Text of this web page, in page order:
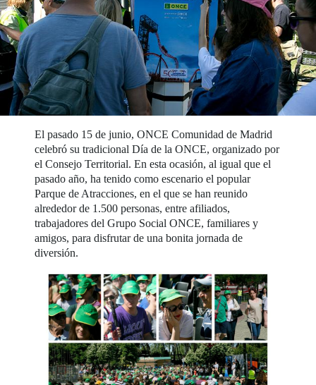
El pasado 15 de junio, ONCE Comunidad de Madrid
celebró su tradicional Día de la ONCE, organizado por
el Consejo Territorial. En esta ocasión, al igual que el
pasado año, ha tenido como escenario el popular
Parque de Atracciones, en el que se han reunido
alrededor de 1.500 personas, entre afiliados,
trabajadores del Grupo Social ONCE, familiares y
amigos, para disfrutar de una bonita jornada de
diversión.